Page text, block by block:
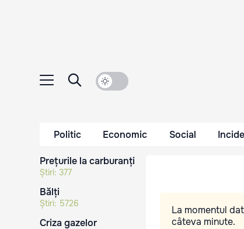
Politic Economic Social
Prețurile la carburanți
Știri: 377
Bălți
Știri: 5726
Criza gazelor
La momentul
câteva minute.